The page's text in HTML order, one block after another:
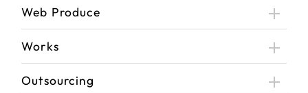
さらに条件を追加する
Web Produce
Works
Outsourcing